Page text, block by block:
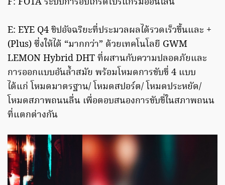
E: EYE Q4 ชิปอัจฉริยะที่ประมวลผลได้รวดเร็วขึ้นและ +
(Plus) ซึ่งให้ได้ “มากกว่า” ด้วยเทคโนโลยี GWM
LEMON Hybrid DHT ที่ผสานกับความปลอดภัยและ
การออกแบบอันล้ำสมัย พร้อมโหมดการขับขี่ 4 แบบ
ได้แก่ โหมดมาตรฐาน/ โหมดสปอร์ต/ โหมดประหยัด/
โหมดสภาพถนนลื่น เพื่อตอบสนองการขับขี่ในสภาพถนน
ที่แตกต่างกัน